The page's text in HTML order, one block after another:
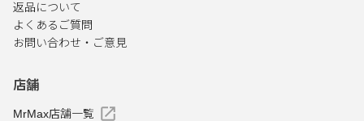
返品について
よくあるご質問
お問い合わせ・ご意見
店舗
MrMax店舗一覧